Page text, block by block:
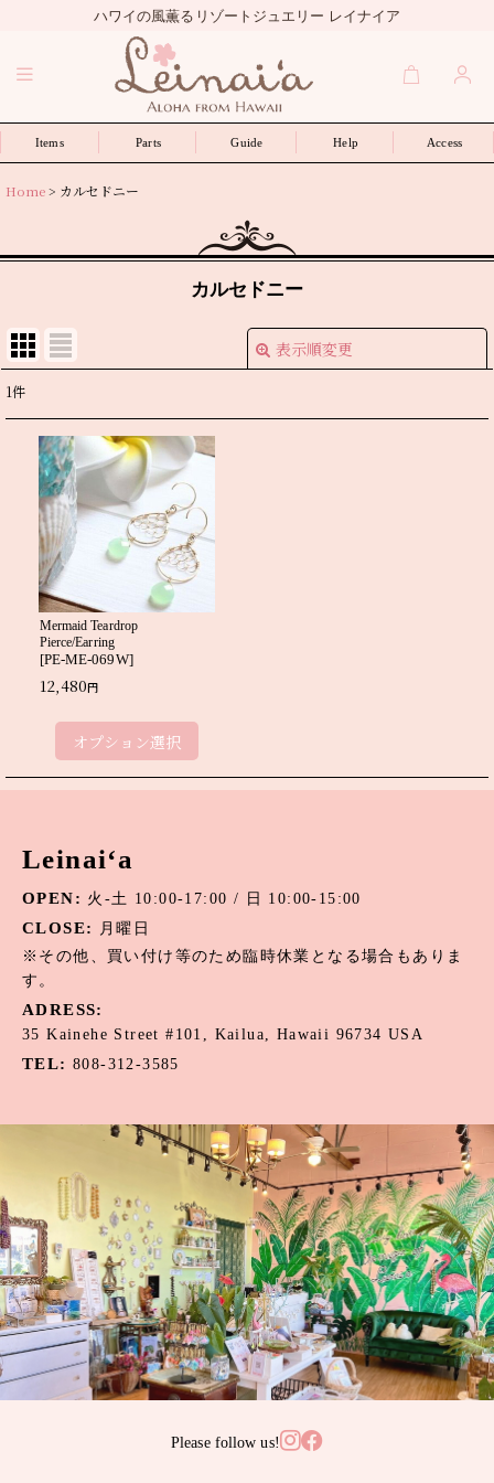
ハワイの風薫るリゾートジュエリー レイナイア
Items Parts Guide Help Access
Home> カルセドニー
カルセドニー
表示順変更
並び順:
1件
Mermaid Teardrop
Pierce/Earring
[PE-ME-069W]
12,480円
オプション選択
Leinai‘a
OPEN: 火-土 10:00-17:00 / 日 10:00-15:00
CLOSE:
月曜日
※その他、買い付け等のため臨時休業となる場合もありま
す。
ADRESS:
35 Kainehe Street #101, Kailua, Hawaii 96734 USA
TEL: 808-312-3585
Please follow us!